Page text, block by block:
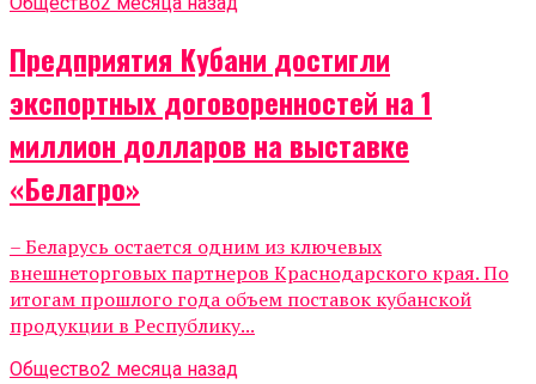
Предприятия Кубани достигли
экспортных договоренностей на 1
миллион долларов на выставке
«Белагро»
– Беларусь остается одним из ключевых
внешнеторговых партнеров Краснодарского края. По
итогам прошлого года объем поставок кубанской
продукции в Республику...
Общество2 месяца назад